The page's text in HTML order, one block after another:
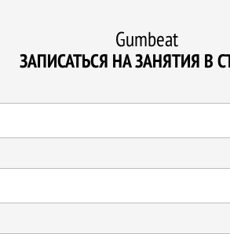
Gumbeat
ЗАПИСАТЬСЯ НА ЗАНЯТИЯ В